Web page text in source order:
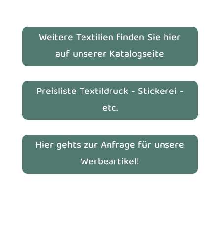
Weitere Textilien finden Sie hier
auf unserer Katalogseite
Preisliste Textildruck - Stickerei -
etc.
Hier gehts zur Anfrage für unsere
Werbeartikel!